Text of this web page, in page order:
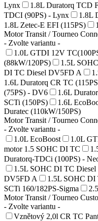
Lynx
1.8L Duratorq TCD
TDCI (90PS) - Lynx
1.8L
1.8L Zetec-E EFI (115PS)
Motor Transit / Tourneo
- Zvolte variantu -
1.0L GTDI 12V
(88kW/120PS)
1.5L
DI TC Diesel DV5FD A
1.6L Duratorq CR TC
(75PS) - DV6
1.6L
SCTi (150PS)
1.6L
Duratec (110kW/150PS)
Motor Transit / Tourneo
- Zvolte variantu -
1.0L EcoBoost
1.0L
motor 1.5 SOHC DI TC
Duratorq-TDCi (100PS) -
1.5L SOHC DI TC Diesel
DV5FD A
1.5L SOHC
SCTi 160/182PS-Sigma
Motor Transit / Tourneo
- Zvolte variantu -
Vznětový 2,0l CR TC